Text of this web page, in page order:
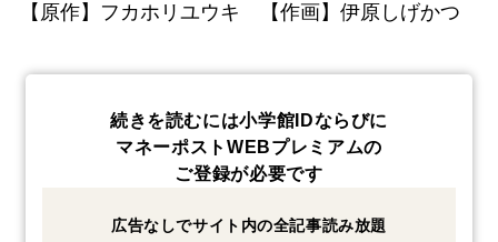
【原作】フカホリユウキ 【作画】伊原しげかつ
続きを読むには小学館IDならびに
マネーポストWEBプレミアムの
ご登録が必要です
広告なしでサイト内の全記事読み放題